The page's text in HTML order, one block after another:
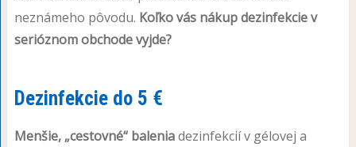
neznámeho pôvodu. Koľko vás nákup dezinfekcie v
serióznom obchode vyjde?
Dezinfekcie do 5 €
Menšie, „cestovné“ baleniadezinfekcií v gélovej a